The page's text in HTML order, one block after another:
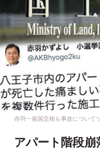
赤羽一嘉国交相も事故について
アパート階段